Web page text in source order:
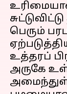
பெரும்
உத்தரப்
அருகே